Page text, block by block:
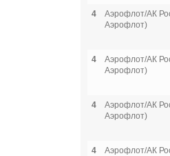
4
Аэрофлот/АК
Аэрофлот)
4
Аэрофлот/АК
Аэрофлот)
4
Аэрофлот/АК
Аэрофлот)
4
Аэрофлот/АК